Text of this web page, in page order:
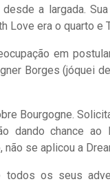
a largada.
Love era o quarto e
em
Borges (jóquei
Bourgogne.
dando chance
se aplicou a
todos os seus